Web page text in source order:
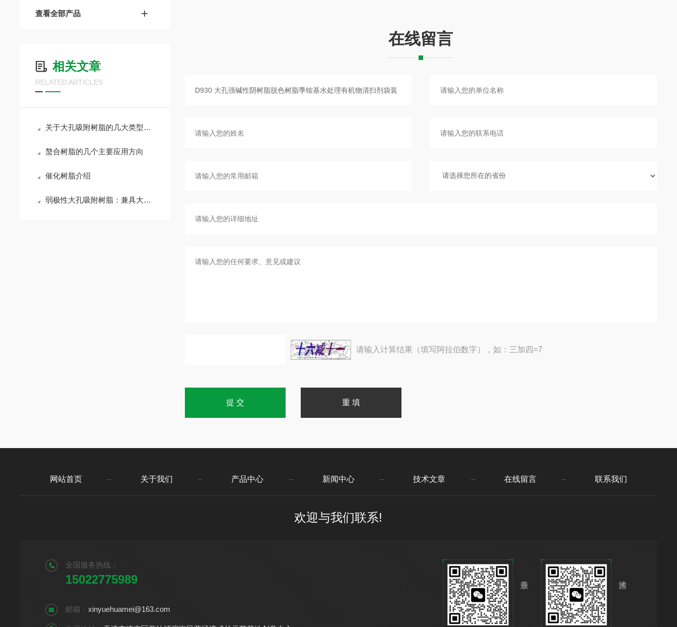
查看全部产品
相关文章
RELATED ARTICLES
关于大孔吸附树脂的几大类型讲述
螯合树脂的几个主要应用方向
催化树脂介绍
弱极性大孔吸附树脂：兼具大孔结构与弱极性表面特性的高分子吸附材料
在线留言
请输入计算结果（填写阿拉伯数字），如：三加四=7
网站首页 关于我们 产品中心 新闻中心 技术文章 在线留言 联系我们
欢迎与我们联系!
全国服务热线：
15022775989
邮箱：xinyuehuamei@163.com